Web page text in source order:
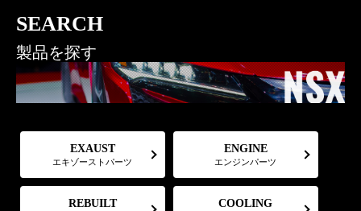
SEARCH
製品を探す
EXAUST
エキゾーストパーツ
ENGINE
エンジンパーツ
REBUILT COOLING